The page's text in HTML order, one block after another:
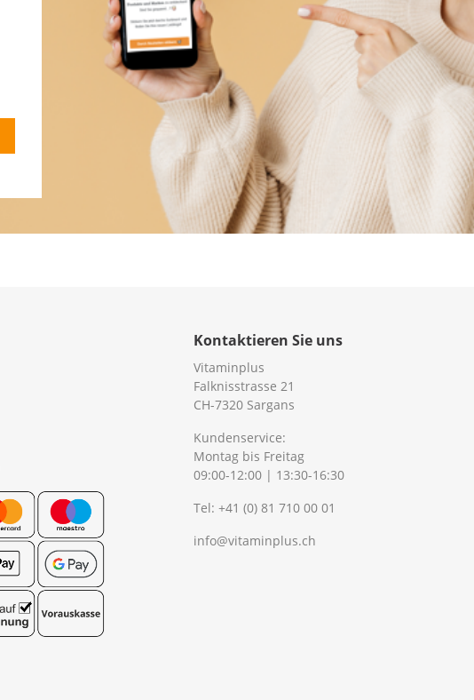
Kontaktieren Sie uns
Vitaminplus
Falknisstrasse 21
CH-7320 Sargans
Kundenservice:
Montag bis Freitag
09:00-12:00 | 13:30-16:30
Tel: +41 (0) 81 710 00 01
info@vitaminplus.ch